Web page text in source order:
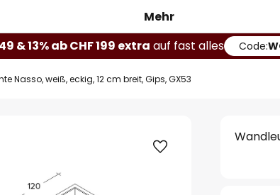
Mehr
& 13% ab CHF 199 extra auf fast alles Code:
Nasso, weiß, eckig, 12 cm breit, Gips, GX53